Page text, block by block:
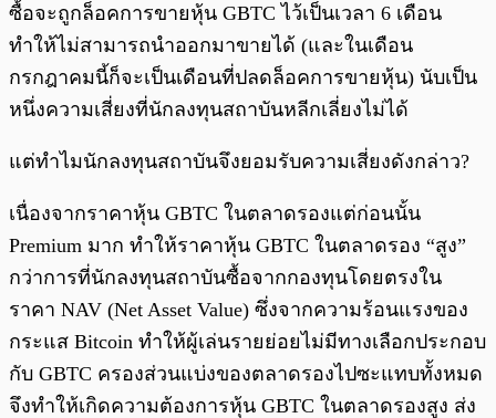
ซื้อจะถูกล็อคการขายหุ้น GBTC ไว้เป็นเวลา 6 เดือน
ทำให้ไม่สามารถนำออกมาขายได้ (และในเดือน
กรกฎาคมนี้ก็จะเป็นเดือนที่ปลดล็อคการขายหุ้น) นับเป็น
หนึ่งความเสี่ยงที่นักลงทุนสถาบันหลีกเลี่ยงไม่ได้
แต่ทำไมนักลงทุนสถาบันจึงยอมรับความเสี่ยงดังกล่าว?
เนื่องจากราคาหุ้น GBTC ในตลาดรองแต่ก่อนนั้น
Premium มาก ทำให้ราคาหุ้น GBTC ในตลาดรอง “สูง”
กว่าการที่นักลงทุนสถาบันซื้อจากกองทุนโดยตรงใน
ราคา NAV (Net Asset Value) ซึ่งจากความร้อนแรงของ
กระแส Bitcoin ทำให้ผู้เล่นรายย่อยไม่มีทางเลือกประกอบ
กับ GBTC ครองส่วนแบ่งของตลาดรองไปซะแทบทั้งหมด
จึงทำให้เกิดความต้องการหุ้น GBTC ในตลาดรองสูง ส่ง